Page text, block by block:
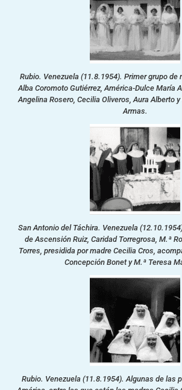
Rubio. Venezuela (11.8.1954). Primer grupo de
Alba Coromoto Gutiérrez, América-Dulce María
Angelina Rosero, Cecilia Oliveros, Aura Alberto
Armas.
San Antonio del Táchira. Venezuela
de Ascensión Ruiz, Caridad Torregrosa, M.ª
Torres, presidida por madre Cecilia Cros,
Concepción Bonet y M.ª Teresa
Rubio. Venezuela (11.8.1954). Algunas de las